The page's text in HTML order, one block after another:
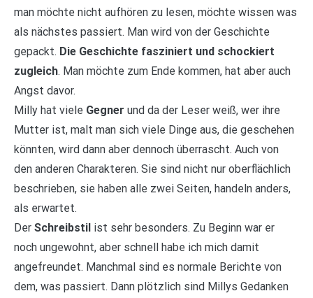
man möchte nicht aufhören zu lesen, möchte wissen was
als nächstes passiert. Man wird von der Geschichte
gepackt. Die Geschichte fasziniert und schockiert
zugleich. Man möchte zum Ende kommen, hat aber auch
Angst davor.
Milly hat viele Gegner und da der Leser weiß, wer ihre
Mutter ist, malt man sich viele Dinge aus, die geschehen
könnten, wird dann aber dennoch überrascht. Auch von
den anderen Charakteren. Sie sind nicht nur oberflächlich
beschrieben, sie haben alle zwei Seiten, handeln anders,
als erwartet.
Der Schreibstil ist sehr besonders. Zu Beginn war er
noch ungewohnt, aber schnell habe ich mich damit
angefreundet. Manchmal sind es normale Berichte von
dem, was passiert. Dann plötzlich sind Millys Gedanken